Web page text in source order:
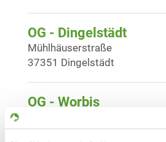
OG - Dingelstädt
Mühlhäuserstraße
37351 Dingelstädt
OG - Worbis
37339 Leinefelde-Worbis